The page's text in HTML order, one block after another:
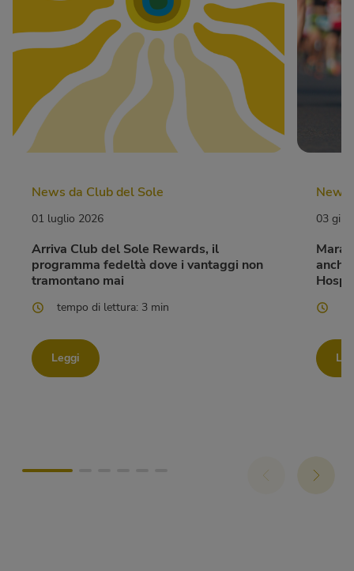
News da Club del Sole
01 luglio 2026
Arriva Club del Sole Rewards, il
programma fedeltà dove i vantaggi non
tramontano mai
tempo di lettura: 3 min
Leggi
News
03